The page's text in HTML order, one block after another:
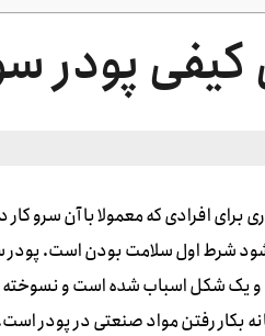
کیفی پودر
برای افرادی که معمولا با آن سرو
شرط اول سلامت بودن است. پودر
یک شکل اسباب شده است و نسوخته
بکار رفتن مواد صنعتی در پودر